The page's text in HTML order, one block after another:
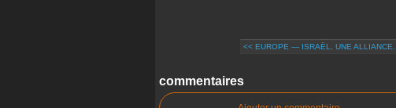
<< EUROPE — ISRAËL, UNE ALLIANCE...
commentaires